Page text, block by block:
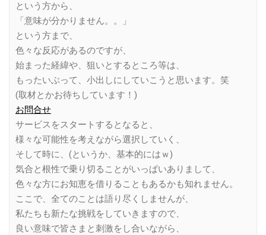
という方から、
「意味が分かりません。。」
という方まで、
色々な反応があるのですが、
始まった経緯や、狙いとするところ等は、
もったいぶって、小出しにしていこうと思います。笑
(取材とかお待ちしています！)
お問合せ
サービスをスタートするとなると、
様々な可能性を考えながら選択していく、
そして時に、(というか、基本的にはｗ)
気合と根性で乗り切ることがいっぱいありまして、
色々な方にお知恵を借りることもあるかも知れません。
ここで、全てのことは語り尽くしませんが、
私たちも新たな挑戦をしていきますので、
良い意味で皆さまと刺激をし合いながら、